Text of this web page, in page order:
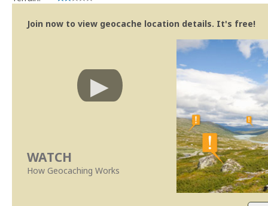
Join now to view geocache location details. It's free!
WATCH
How Geocaching Works